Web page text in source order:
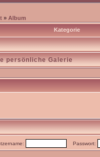
» Album
Kategorie
persönliche Galerie
Passwort: